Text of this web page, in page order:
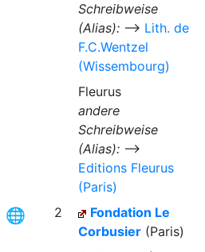
Schreibweise
(Alias):⟶ Lith. de
F.C.Wentzel
(Wissembourg)
Fleurus
andere
Schreibweise
(Alias):⟶
Editions Fleurus
(Paris)
2
Fondation Le
Corbusier(Paris)